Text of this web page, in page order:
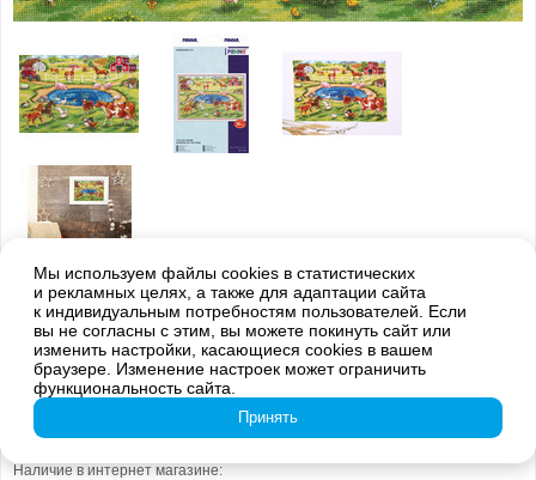
Внимание! Оттенки цветов готовой вышивки могут отличаться от
изображения на обложке из-за погрешностей цветопередачи
DE-7218 Утро на ферме
1 699
Наличие в интернет магазине:
Мы используем файлы cookies в статистических
и рекламных целях, а также для адаптации сайта
к индивидуальным потребностям пользователей. Если
вы не согласны с этим, вы можете покинуть сайт или
изменить настройки, касающиеся cookies в вашем
браузере. Изменение настроек может ограничить
функциональность сайта.
Принять